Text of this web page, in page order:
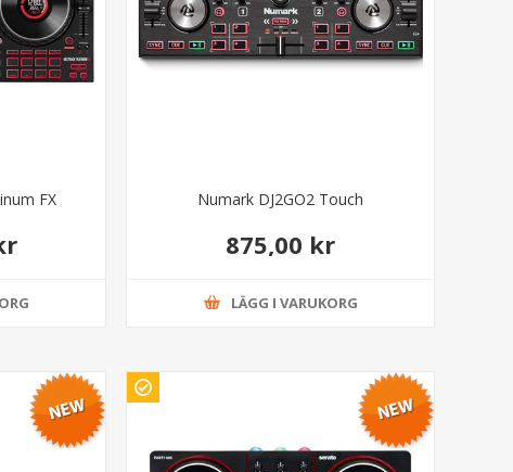
FX Numark DJ2GO2 Touch
875,00 kr
LÄGG I VARUKORG